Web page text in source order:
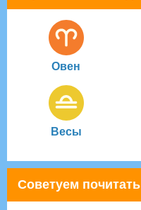
Овен
Весы
Советуем почитать